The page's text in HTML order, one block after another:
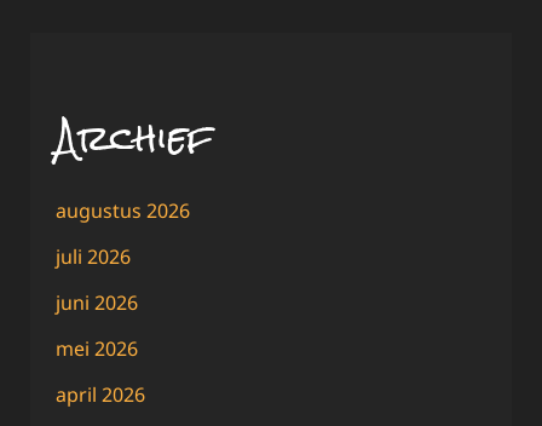
Archief
augustus 2026
juli 2026
juni 2026
mei 2026
april 2026